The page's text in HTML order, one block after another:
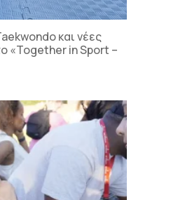
και νέες
«Together in Sport –